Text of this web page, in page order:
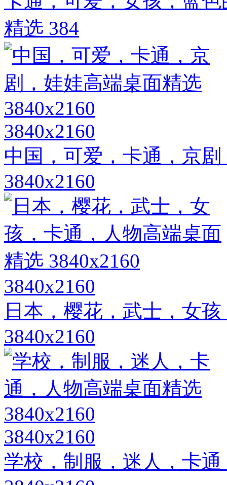
精选 384
3840x2160
中国，可爱，卡通，京
3840x2160
3840x2160
日本，樱花，武士，女
3840x2160
3840x2160
学校，制服，迷人，卡